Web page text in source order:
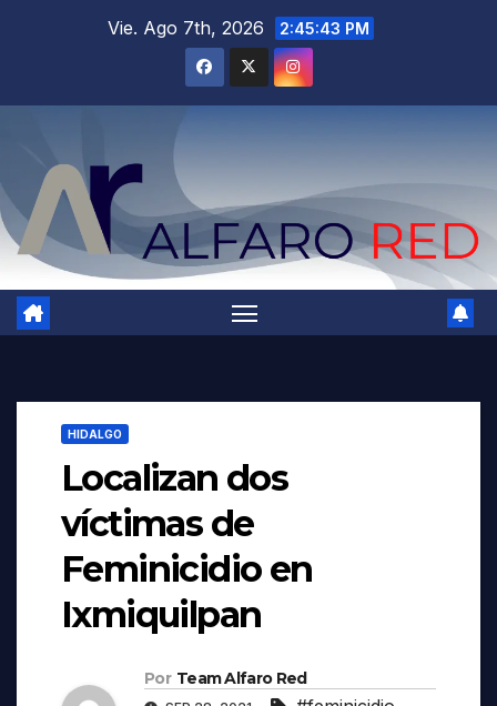
Vie. Ago 7th, 2026 2:45:45 PM
HIDALGO
Localizan dos
víctimas de
Feminicidio en
Ixmiquilpan
Por Team Alfaro Red